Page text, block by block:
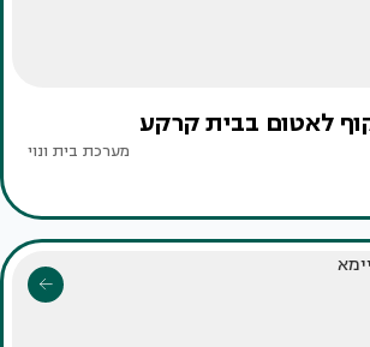
לאטום בבית קרקע
מערכת בית ונוי